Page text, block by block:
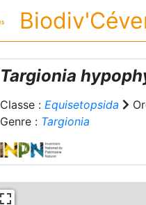
Targionia
Classe : Equisetopsida
Genre : Targionia